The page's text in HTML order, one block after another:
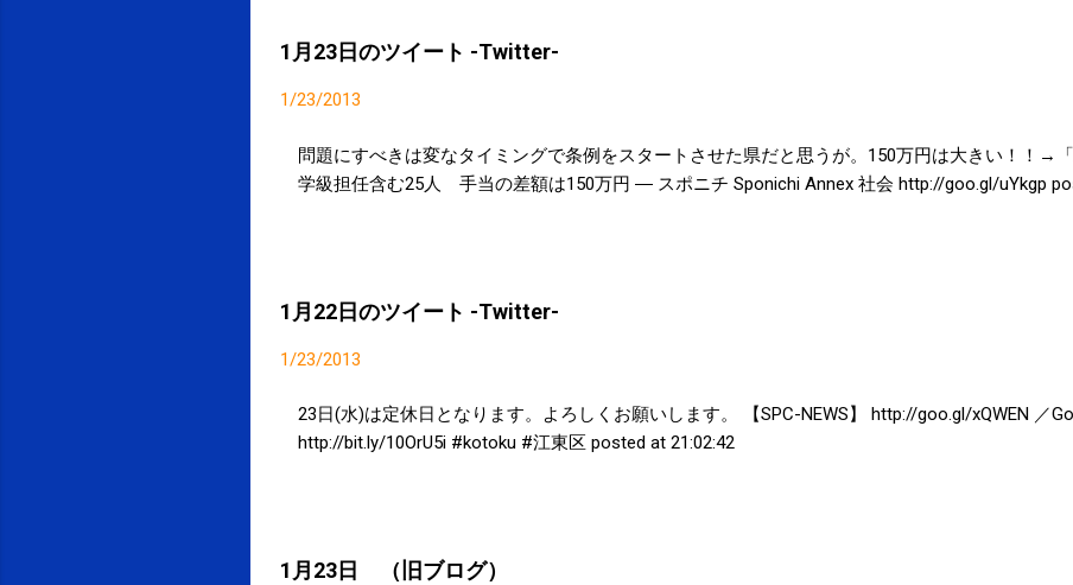
1月23日のツイート -Twitter-
1/23/2013
問題にすべきは変なタイミングで条例をスタートさせた県だと思うが。150万円は大きい！！→
学級担任含む25人 手当の差額は150万円 ― スポニチ Sponichi Annex 社会 http://goo.gl/uYkgp
1月22日のツイート -Twitter-
1/23/2013
23日(水)は定休日となります。よろしくお願いします。 【SPC-NEWS】 http://goo.gl/xQWEN ／
http://bit.ly/10OrU5i #kotoku #江東区 posted at 21:02:42
1月23日 （旧ブログ）